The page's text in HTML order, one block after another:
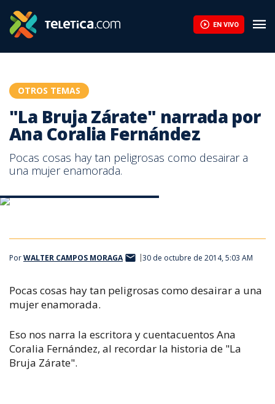
EN VIVO
OTROS TEMAS
"La Bruja Zárate" narrada por
Ana Coralia Fernández
Pocas cosas hay tan peligrosas como desairar a
una mujer enamorada.
PorWALTER CAMPOS MORAGA 30 de octubre de 2014, 5:03 AM
Pocas cosas hay tan peligrosas como desairar a una
mujer enamorada.
Eso nos narra la escritora y cuentacuentos Ana
Coralia Fernández, al recordar la historia de "La
Bruja Zárate".